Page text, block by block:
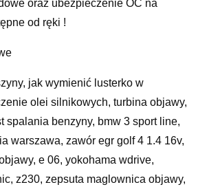
oraz ubezpieczenie OC na
od ręki !
jak wymienić lusterko w
olei silnikowych, turbina objawy,
spalania benzyny, bmw 3 sport line,
warszawa, zawór egr golf 4 1.4 16v,
e 06, yokohama wdrive,
z230, zepsuta maglownica objawy,